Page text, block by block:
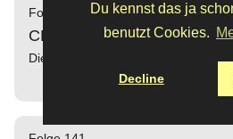
Du kennst das ja
benutzt Cookies.
Decline
Folge 142
CHRISTOPH AMEND
Die ersten Interviews und was man